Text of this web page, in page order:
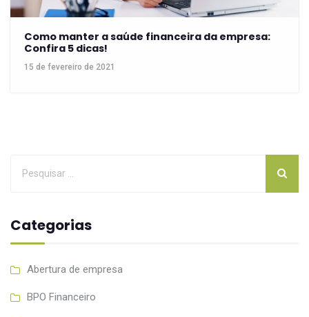
Como manter a saúde financeira da empresa:
Confira 5 dicas!
15 de fevereiro de 2021
Categorias
Abertura de empresa
BPO Financeiro